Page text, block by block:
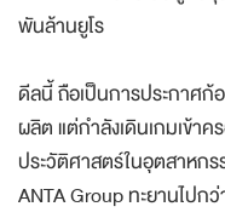
พันล้านยูโร
ดีลนี้ ถือเป็นการประกาศก้
ผลิต แต่กำลังเดินเกมเข้า
ประวัติศาสตร์ในอุตสาหก
ANTA Group ทะยานไปก